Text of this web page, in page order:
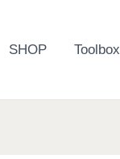
SHOP Toolbox